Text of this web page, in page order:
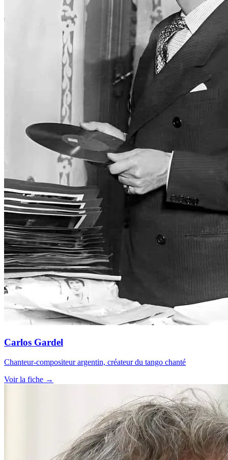
Carlos Gardel
Chanteur-compositeur argentin, créateur du tango chanté
Voir la fiche →